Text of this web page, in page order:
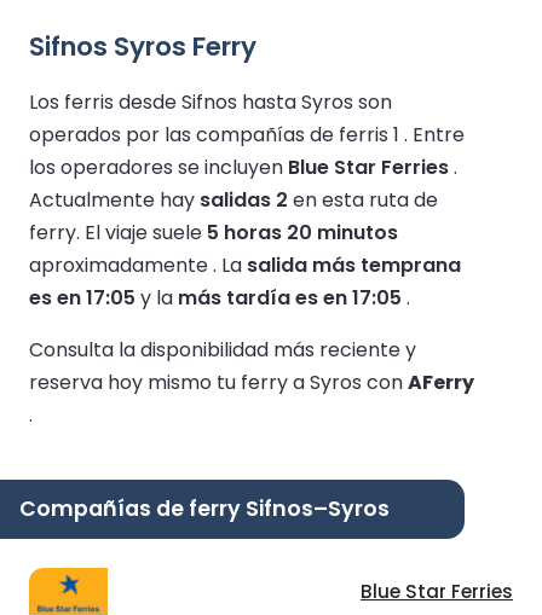
Sifnos Syros Ferry
Los ferris desde Sifnos hasta Syros son
operados por las compañías de ferris 1 . Entre
los operadores se incluyen Blue Star Ferries.
Actualmente hay salidas 2 en esta ruta de
ferry. El viaje suele 5 horas 20 minutos
aproximadamente . La salida más temprana
es en 17:05 y la más tardía es en 17:05 .
Consulta la disponibilidad más reciente y
reserva hoy mismo tu ferry a Syros conAFerry
.
Compañías de ferry Sifnos–Syros
Blue Star Ferries